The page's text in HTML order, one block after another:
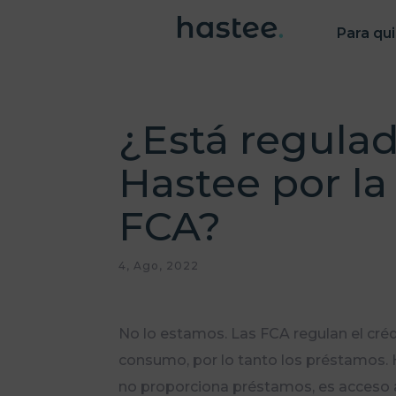
Para
¿Está
Hastee por la
FCA?
4, Ago, 2022
No lo estamos. Las FCA regulan el
consumo, por lo tanto los préstamos.
no proporciona préstamos, es acceso